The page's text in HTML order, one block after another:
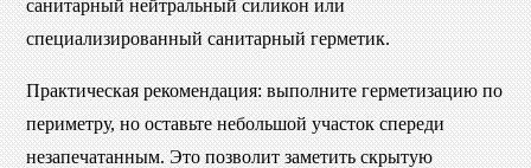
санитарный нейтральный силикон или
специализированный санитарный герметик.
Практическая рекомендация: выполните герметизацию по
периметру, но оставьте небольшой участок спереди
незапечатанным. Это позволит заметить скрытую